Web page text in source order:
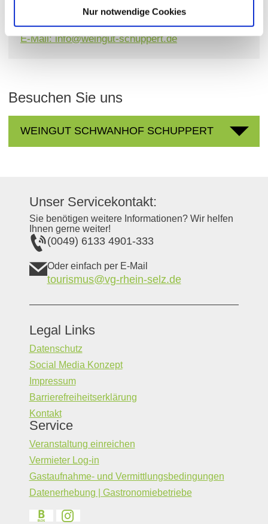
Nur notwendige Cookies
Hauptstraße 8 67583 Guntersblum
E-Mail: info@weingut-schuppert.de
Besuchen Sie uns
WEINGUT SCHWANHOF SCHUPPERT
Unser Servicekontakt:
Sie benötigen weitere Informationen? Wir helfen
Ihnen gerne weiter!
(0049) 6133 4901-333
Oder einfach per E-Mail
tourismus@vg-rhein-selz.de
Legal Links
Datenschutz
Social Media Konzept
Impressum
Barrierefreiheitserklärung
Kontakt
Service
Veranstaltung einreichen
Vermieter Log-in
Gastaufnahme- und Vermittlungsbedingungen
Datenerhebung | Gastronomiebetriebe